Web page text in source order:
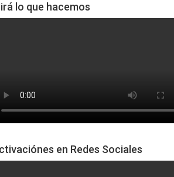
lo que hacemos
en Redes Sociales